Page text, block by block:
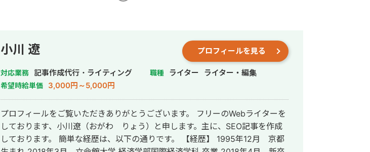
小川 遼 プロフィールを見る
対応業務 記事作成代行・ライティング 職種 ライター ライター・編集
希望時給単価 3,000円～5,000円
プロフィールをご覧いただきありがとうございます。 フリーのWebライターを
しております、小川遼（おがわ りょう）と申します。主に、SEO記事を作成
しております。 簡単な経歴は、以下の通りです。 【経歴】 1995年12月 京都